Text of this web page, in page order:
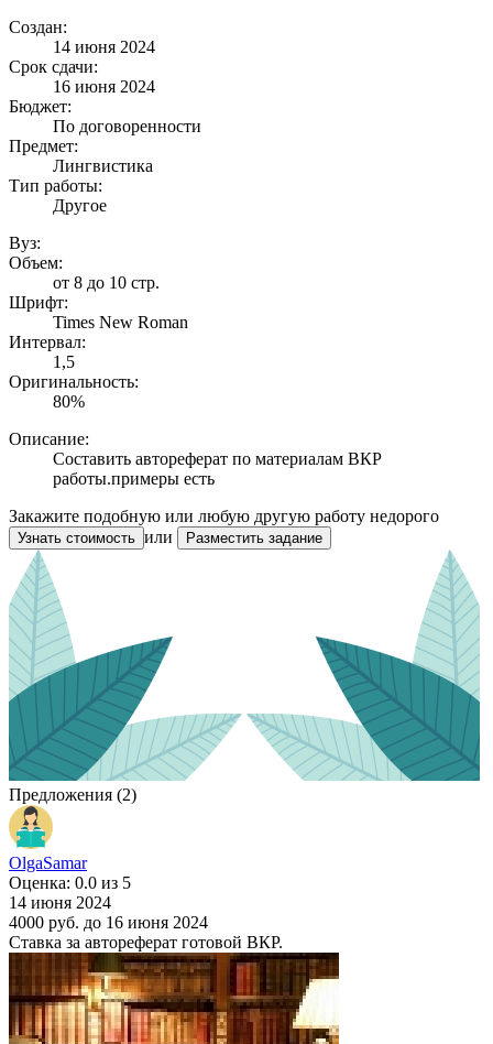
Создан:
14 июня 2024
Срок сдачи:
16 июня 2024
Бюджет:
По договоренности
Предмет:
Лингвистика
Тип работы:
Другое
Вуз:
Объем:
от 8 до 10 стр.
Шрифт:
Times New Roman
Интервал:
1,5
Оригинальность:
80%
Описание:
Составить автореферат по материалам ВКР
работы.примеры есть
Закажите подобную или любую другую работу недорого
Узнать стоимость или Разместить задание
Предложения (2)
OlgaSamar
Оценка: 0.0 из 5
14 июня 2024
4000 руб. до 16 июня 2024
Ставка за автореферат готовой ВКР.